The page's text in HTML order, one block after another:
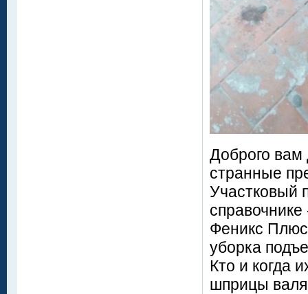
Доброго вам
странные
Участковый
Феникс Плюс
уборка
Кто и когда
шприцы